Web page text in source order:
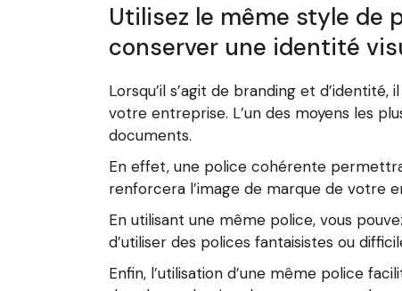
Utilisez le même style de
conserver une identité
Lorsqu’il s’agit de branding et
votre entreprise. L’un des moyens les
documents.
En effet, une police cohérente
renforcera l’image de marque de votre
En utilisant une même police, vous
d’utiliser des polices fantaisistes ou
Enfin, l’utilisation d’une même police